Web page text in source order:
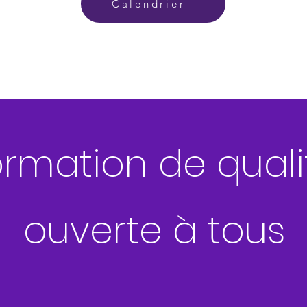
Calendrier
de
ouverte à tous